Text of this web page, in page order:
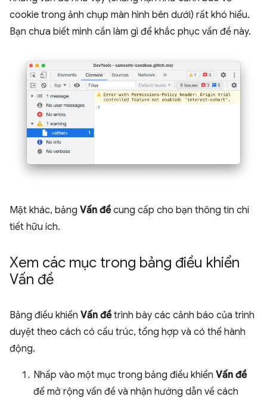
cookie trong ảnh chụp màn hình bên dưới) rất khó hiểu.
Bạn chưa biết mình cần làm gì để khắc phục vấn đề này.
Mặt khác, bảng Vấn đềcung cấp cho bạn thông tin chi
tiết hữu ích.
Xem các mục trong bảng điều khiển
Vấn đề
Bảng điều khiển Vấn đềtrình bày các cảnh báo của trình
duyệt theo cách có cấu trúc, tổng hợp và có thể hành
động.
Nhấp vào một mục trong bảng điều khiển Vấn đề
để mở rộng vấn đề và nhận hướng dẫn về cách